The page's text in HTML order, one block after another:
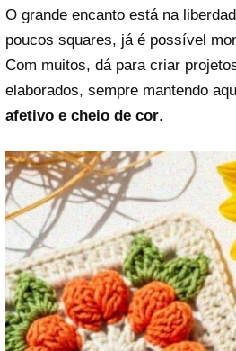
O grande encanto está na
poucos squares, já é possível
Com muitos, dá para criar
elaborados, sempre mantendo
afetivo e cheio de cor.